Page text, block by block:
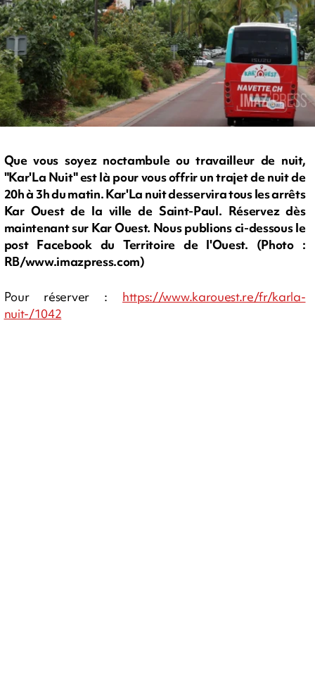
Que vous soyez noctambule ou travailleur de nuit,
"Kar'La Nuit" est là pour vous offrir un trajet de nuit de
20h à 3h du matin. Kar'La nuit desservira tous les arrêts
Kar Ouest de la ville de Saint-Paul. Réservez dès
maintenant sur Kar Ouest. Nous publions ci-dessous le
post Facebook du Territoire de l'Ouest. (Photo :
RB/www.imazpress.com)
Pour réserver : https://www.karouest.re/fr/karla-
nuit-/1042